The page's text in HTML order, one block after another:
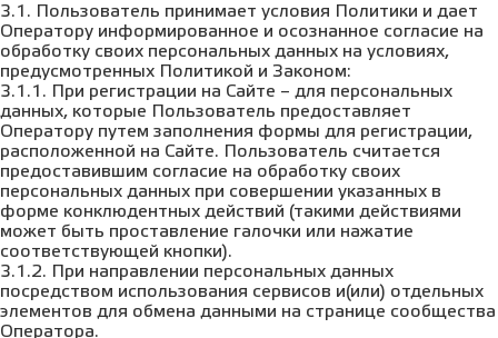
3.1. Пользователь принимает условия Политики и дает
Оператору информированное и осознанное согласие на
обработку своих персональных данных на условиях,
предусмотренных Политикой и Законом:
3.1.1. При регистрации на Сайте – для персональных
данных, которые Пользователь предоставляет
Оператору путем заполнения формы для регистрации,
расположенной на Сайте. Пользователь считается
предоставившим согласие на обработку своих
персональных данных при совершении указанных в
форме конклюдентных действий (такими действиями
может быть проставление галочки или нажатие
соответствующей кнопки).
3.1.2. При направлении персональных данных
посредством использования сервисов и(или) отдельных
элементов для обмена данными на странице сообщества
Оператора.